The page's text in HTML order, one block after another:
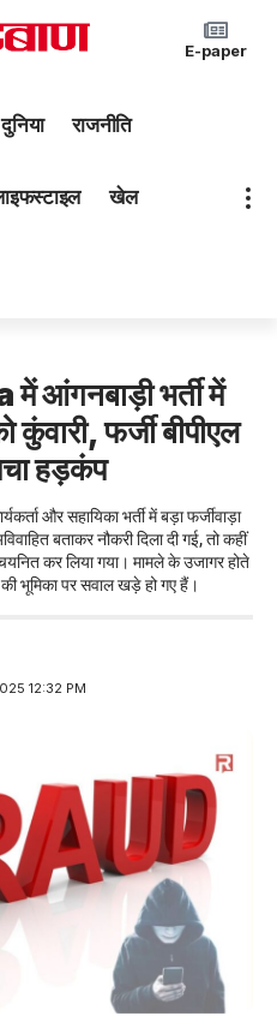
E-paper
दुनिया राजनीति
खेल
आंगनबाड़ी भर्ती में
फर्जी बीपीएल
हड़कंप
और सहायिका भर्ती में बड़ा फर्जीवाड़ा
बताकर नौकरी दिला दी गई, तो कहीं
चयनित कर लिया गया। मामले के उजागर होते
की भूमिका पर सवाल खड़े हो गए हैं।
12:32 PM